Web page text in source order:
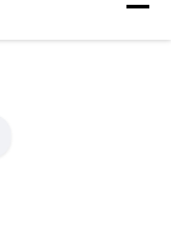
106
박스 베어